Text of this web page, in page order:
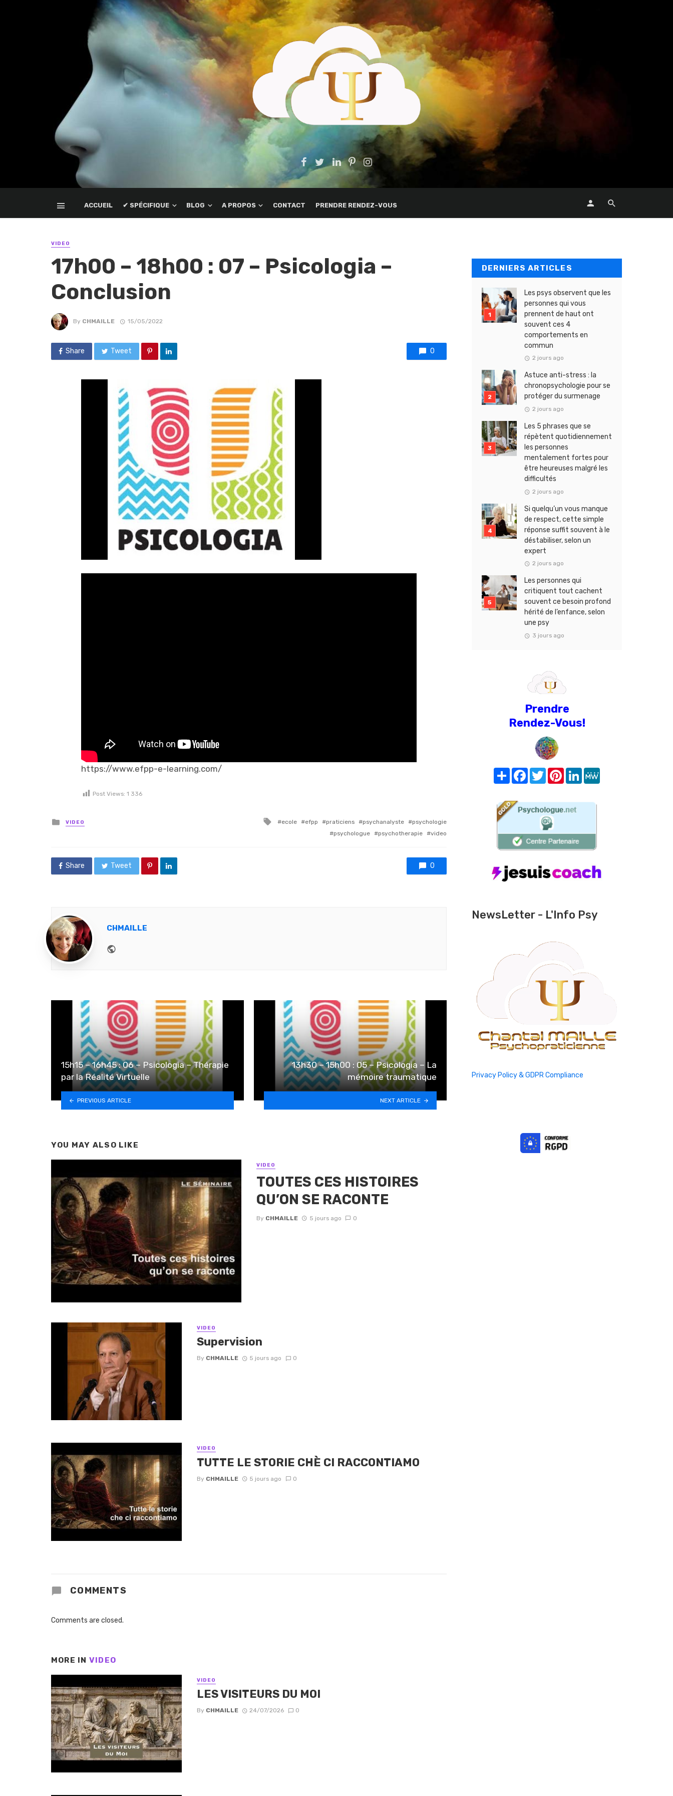
ACCUEIL ✔ SPÉCIFIQUE BLOG A PROPOS CONTACT PRENDRE RENDEZ-VOUS
VIDEO
17h00 – 18h00 : 07 – Psicologia –
Conclusion
By CHMAILLE 15/05/2022
Share Tweet 0
https://www.efpp-e-learning.com/
Post Views: 1 336
Posted in
VIDEO Tagged with
ecole efpp praticiens psychanalyste
psychologie
psychologue
psychotherapie video
Share Tweet 0
CHMAILLE
15h15 – 16h45 : 06 – Psicologia – Thérapie
par la Réalité Virtuelle
PREVIOUS ARTICLE
13h30 – 15h00 : 05 – Psicologia – La
mémoire traumatique
NEXT ARTICLE
YOU MAY ALSO LIKE
VIDEO
TOUTES CES HISTOIRES
QU’ON SE RACONTE
By CHMAILLE 5 jours ago 0
VIDEO
Supervision
By CHMAILLE 5 jours ago 0
VIDEO
TUTTE LE STORIE CHÈ CI RACCONTIAMO
By CHMAILLE 5 jours ago 0
COMMENTS
Comments are closed.
MORE IN VIDEO
VIDEO
LES VISITEURS DU MOI
By CHMAILLE 24/07/2026 0
DERNIERS ARTICLES
Les psys observent que les
personnes qui vous
prennent de haut ont
souvent ces 4
comportements en
commun
2 jours ago
Astuce anti-stress : la
chronopsychologie pour se
protéger du surmenage
2 jours ago
Les 5 phrases que se
répètent quotidiennement
les personnes
mentalement fortes pour
être heureuses malgré les
difficultés
2 jours ago
Si quelqu’un vous manque
de respect, cette simple
réponse suffit souvent à le
déstabiliser, selon un
expert
2 jours ago
Les personnes qui
critiquent tout cachent
souvent ce besoin profond
hérité de l’enfance, selon
une psy
3 jours ago
Prendre
Rendez-Vous!
Share FacebookTwitterPinterest
LinkedIn
NewsLetter - L'Info Psy
Privacy Policy & GDPR Compliance